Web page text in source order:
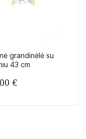
grandinėlė su
43 cm
€